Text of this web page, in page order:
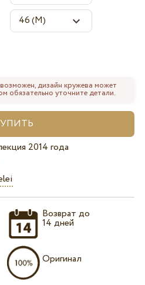
дизайн кружева может
обязательно уточните детали.
2014 года
Возврат до
14 дней
Оригинал